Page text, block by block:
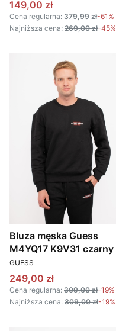
Cena promocyjna
149,00 zł
Cena regularna: 379,99 zł-61%
Najniższa cena: 269,00 zł-45%
Bluza męska Guess
M4YQ17 K9V31 czarny
PRODUCENT
GUESS
Cena promocyjna
249,00 zł
Cena regularna: 309,00 zł-19%
Najniższa cena: 309,00 zł-19%